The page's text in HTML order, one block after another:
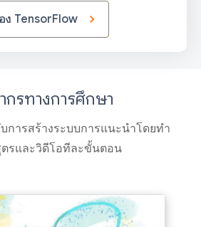
ง TensorFlow
รทางการศึกษา
บการสร้างระบบการแนะนำโดยทำ
รและวิดีโอทีละขั้นตอน